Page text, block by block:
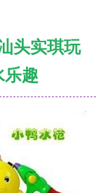
头实琪玩
乐趣